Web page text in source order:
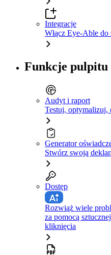
Integracje
Włącz Eye-Able
Funkcje pulpitu
Audyt i raport
Testuj, optymalizuj,
Generator
Stwórz swoją
Dostęp
Rozwiąż wiele
za pomocą
kliknięcia